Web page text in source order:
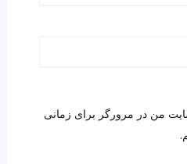
من در مرورگر برای زمانی